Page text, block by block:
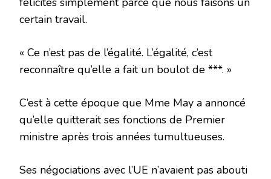
certain travail.
« Ce n’est pas de l’égalité. L’égalité, c’est
reconnaître qu’elle a fait un boulot de ***. »
C’est à cette époque que Mme May a annoncé
qu’elle quitterait ses fonctions de Premier
ministre après trois années tumultueuses.
Ses négociations avec l’UE n’avaient pas abouti